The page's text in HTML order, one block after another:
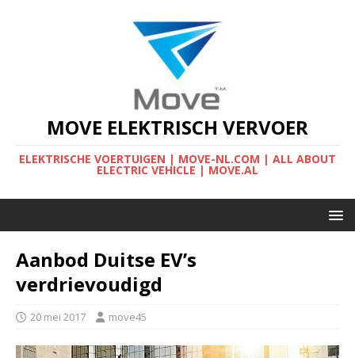
MOVE ELEKTRISCH VERVOER
ELEKTRISCHE VOERTUIGEN | MOVE-NL.COM | ALL ABOUT
ELECTRIC VEHICLE | MOVE.AL
Aanbod Duitse EV’s
verdrievoudigd
20 mei 2017 move45